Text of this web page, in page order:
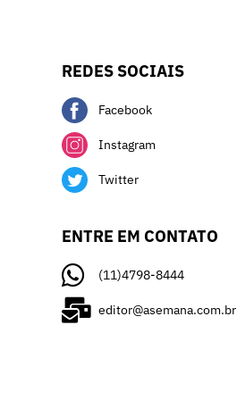
REDES SOCIAIS
Facebook
Instagram
Twitter
ENTRE EM CONTATO
(11)4798-8444
editor@asemana.com.br